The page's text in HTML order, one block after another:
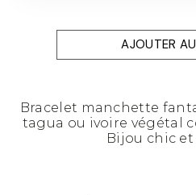
AJOUTER
Bracelet manchette
tagua ou ivoire végétal
Bijou chic